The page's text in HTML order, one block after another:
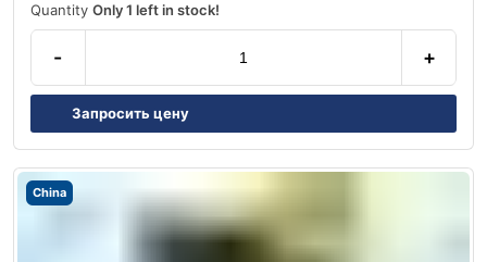
Quantity Only 1 left in stock!
- +
Запросить цену
China